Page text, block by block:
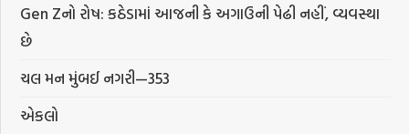
Gen Zનો રોષ: કઠેડામાં આજની કે અગાઉની પેઢી નહીં, વ્યવસ્થા
છે
ચલ મન મુંબઈ નગરી—353
એકલો